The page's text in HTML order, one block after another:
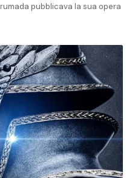
pubblicava la sua opera